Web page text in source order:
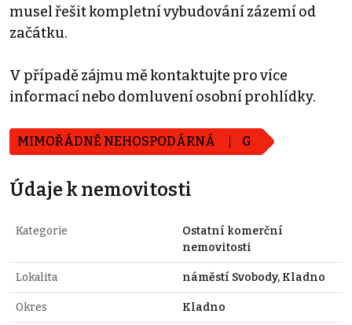
musel řešit kompletní vybudování zázemí od
začátku.
V případě zájmu mě kontaktujte pro více
informací nebo domluvení osobní prohlídky.
MIMOŘÁDNĚ NEHOSPODÁRNÁ G
Údaje k nemovitosti
Kategorie
Ostatní komerční
nemovitosti
Lokalita náměstí Svobody, Kladno
Okres Kladno